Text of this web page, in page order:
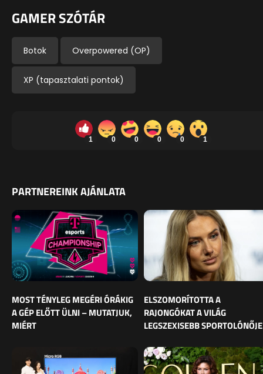
GAMER SZÓTÁR
Botok Overpowered (OP)
XP (tapasztalati pontok)
1 0 0 0 0 1
PARTNEREINK AJÁNLATA
MOST TÉNYLEG MEGÉRI ÓRÁKIG
A GÉP ELŐTT ÜLNI – MUTATJUK,
MIÉRT
ELSZOMORÍTOTTA A
RAJONGÓKAT A VILÁG
LEGSZEXISEBB SPORTOLÓNŐJE